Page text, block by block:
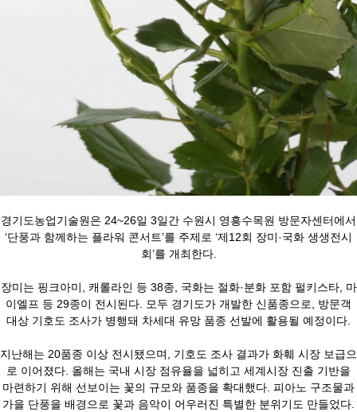
경기도농업기술원은 24~26일 3일간 수원시 영흥수목원 방문자센터에서
‘단풍과 함께하는 플라워 콘서트’를 주제로 ‘제12회 장미·국화 생생전시
회’를 개최한다.
장미는 핑크아미, 캐롤라인 등 38종, 국화는 절화·분화 포함 펄키스타, 마
이엘프 등 29종이 전시된다. 모두 경기도가 개발한 신품종으로, 방문객
대상 기호도 조사가 병행돼 차세대 유망 품종 선발에 활용될 예정이다.
지난해는 20품종 이상 전시됐으며, 기호도 조사 결과가 화훼 시장 보급으
로 이어졌다. 올해는 국내 시장 점유율을 넓히고 세계시장 진출 기반을
마련하기 위해 선보이는 꽃의 규모와 품종을 확대했다. 피아노 구조물과
가을 단풍을 배경으로 꽃과 음악이 어우러진 특별한 분위기도 만들었다.